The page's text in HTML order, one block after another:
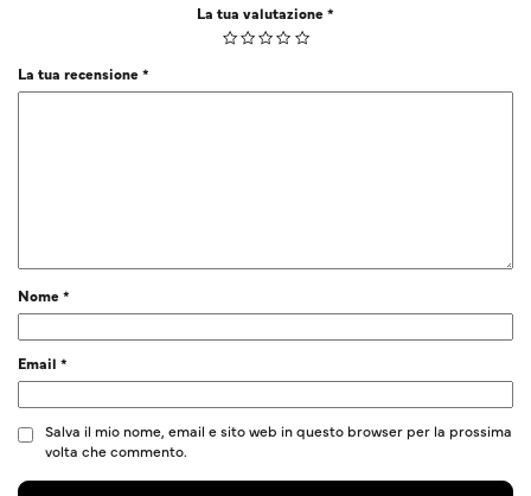
La tua valutazione*
La tua recensione*
Nome*
Email *
Salva il mio nome, email e sito web in questo browser per la prossima
volta che commento.